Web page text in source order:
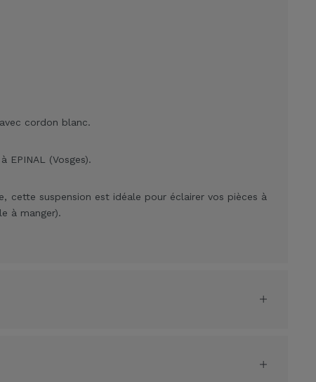
cordon blanc.
EPINAL (Vosges).
cette suspension est idéale pour éclairer vos pièces à
à manger).